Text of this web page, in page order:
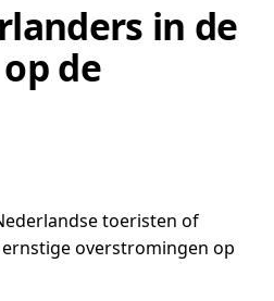
in de
de
toeristen of
overstromingen op